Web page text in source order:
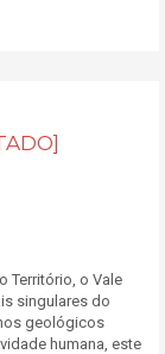
Território, o Vale
singulares do
geológicos
humana, este